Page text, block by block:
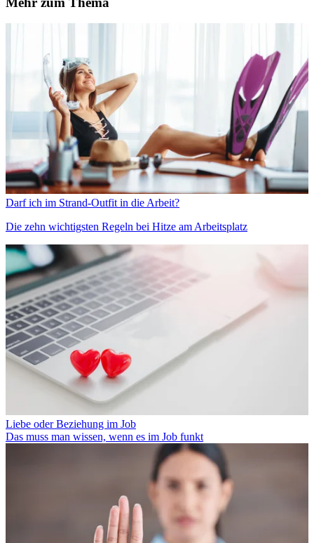
Darf ich im Strand-Outfit in die Arbeit?
Die zehn wichtigsten Regeln bei Hitze am Arbeitsplatz
Liebe oder Beziehung im Job
Das muss man wissen, wenn es im Job funkt